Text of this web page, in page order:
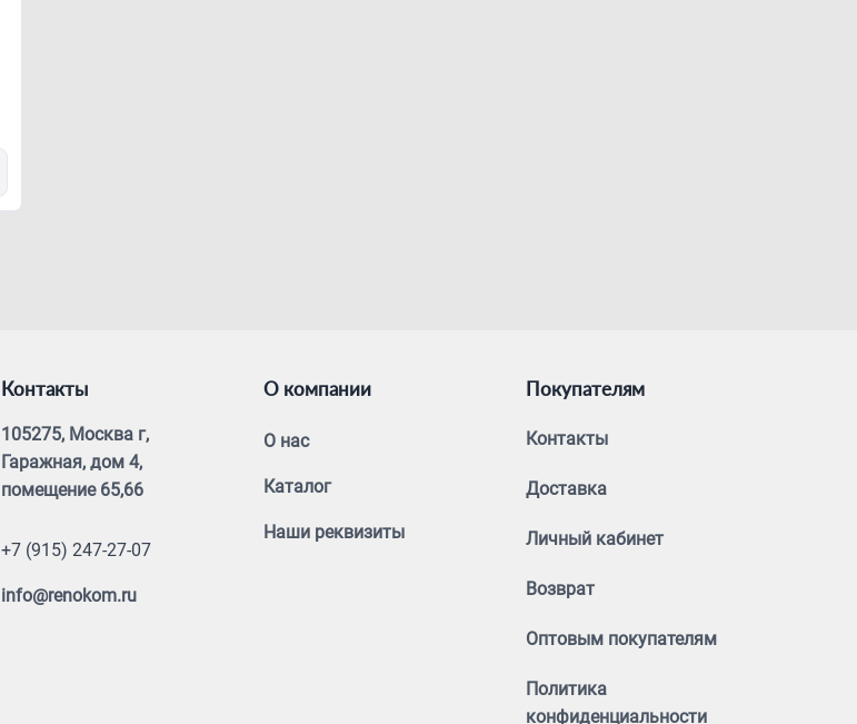
Контакты
105275, Москва г,
Гаражная, дом 4,
помещение 65,66
+7 (915) 247-27-07
info@renokom.ru
О компании
О нас
Каталог
Наши реквизиты
Покупателям
Контакты
Доставка
Личный кабинет
Возврат
Оптовым покупателям
Политика
конфиденциальности